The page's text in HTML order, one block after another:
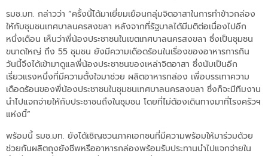
รมช.มท. กล่าวว่า “ครั้งนี้ได้มาเยี่ยมเยือนกลุ่มจิตอาสาในการทำข้าวกล่อง
ให้กับชุมชนเทศบาลนครสงขลา หลังจากที่รัฐบาลได้มีมติต่อเนื่องไปอีก
หนึ่งเดือน เห็นว่าพี่น้องประชาชนในเขตเทศบาลนครสงขลา ซึ่งเป็นชุมชน
ขนาดใหญ่ ถึง 55 ชุมชน ยังมีความเดือดร้อนในเรื่องของอาหารการกิน
วันนี้จึงได้เข้ามาดูแลพี่น้องประชาชนของเหล่าจิตอาสา ซึ่งนับเป็นอีก
เรี่ยวแรงหนึ่งที่มีความตั้งใจมาช่วย ผลิตอาหารกล่อง เพื่อบรรเทาความ
เดือดร้อนของพี่น้องประชาชนในชุมชนเทศบาลนครสงขลา ซึ่งก็จะมีทีมงาน
นำไปแจกจ่ายให้กับประชาชนถึงในชุมชน โดยที่ไม่ต้องเดินทางมาที่โรงครัวฯ
แห่งนี้”
พร้อมนี้ รมช.มท. ยังได้เชิญชวนภาคเอกชนที่มีความพร้อมให้มาร่วมด้วย
ช่วยกันผลิตถุงยังชีพหรืออาหารกล่องพร้อมรับประทานนำไปแจกจ่ายใน